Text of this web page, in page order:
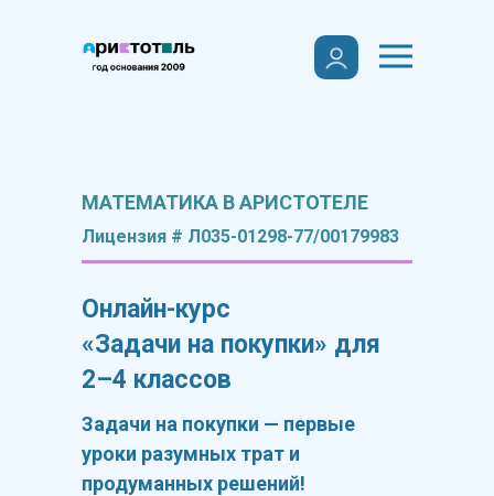
Лицензия # Л035-01298-77/00179983
МАТЕМАТИКА В АРИСТОТЕЛЕ
Онлайн-курс
«Задачи на покупки» для
2–4 классов
Задачи на покупки — первые
уроки разумных трат и
продуманных решений!